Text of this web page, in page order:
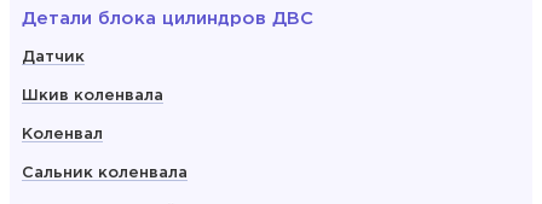
Детали блока цилиндров ДВС
Датчик
Шкив коленвала
Коленвал
Сальник коленвала